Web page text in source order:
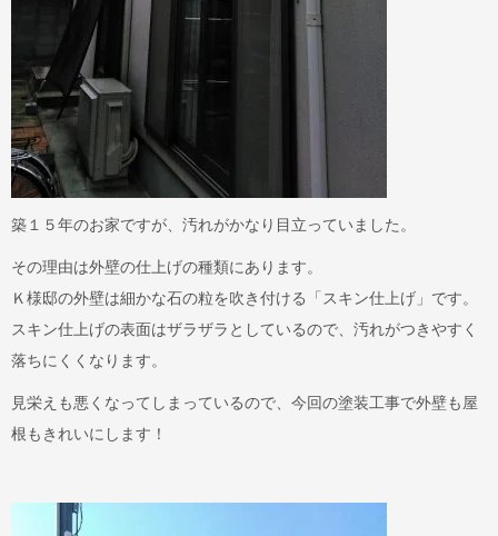
築１５年のお家ですが、汚れがかなり目立っていました。
その理由は外壁の仕上げの種類にあります。
Ｋ様邸の外壁は細かな石の粒を吹き付ける「スキン仕上げ」です。
スキン仕上げの表面はザラザラとしているので、汚れがつきやすく
落ちにくくなります。
見栄えも悪くなってしまっているので、今回の塗装工事で外壁も屋
根もきれいにします！